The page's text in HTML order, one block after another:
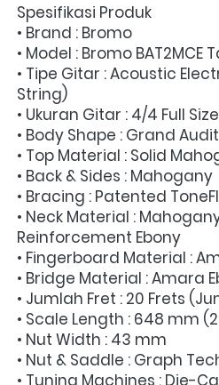
Spesifikasi Produk
• Brand : Bromo
• Model : Bromo BAT2MCE
• Tipe Gitar : Acoustic
String)
• Ukuran Gitar : 4/4 Full Size
• Body Shape : Grand
• Top Material : Solid
• Back & Sides : Mahogany
• Bracing : Patented
• Neck Material :
Reinforcement Ebony
• Fingerboard Material :
• Bridge Material : Amara
• Jumlah Fret : 20 Frets
• Scale Length : 648 mm
• Nut Width : 43 mm
• Nut & Saddle : Graph
• Tuning Machines : Die-